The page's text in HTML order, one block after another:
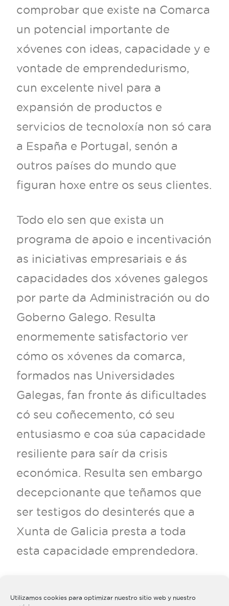
Utilizamos cookies para optimizar nuestro sitio web y nuestro
comprobar que existe na Comarca
un potencial importante de
xóvenes con ideas, capacidade y e
vontade de emprendedurismo,
cun excelente nivel para a
expansión de productos e
servicios de tecnoloxía non só cara
a España e Portugal, senón a
outros países do mundo que
figuran hoxe entre os seus clientes.
Todo elo sen que exista un
programa de apoio e incentivación
as iniciativas empresariais e ás
capacidades dos xóvenes galegos
por parte da Administración ou do
Goberno Galego. Resulta
enormemente satisfactorio ver
cómo os xóvenes da comarca,
formados nas Universidades
Galegas, fan fronte ás dificultades
có seu coñecemento, có seu
entusiasmo e coa súa capacidade
resiliente para saír da crisis
económica. Resulta sen embargo
decepcionante que teñamos que
ser testigos do desinterés que a
Xunta de Galicia presta a toda
esta capacidade emprendedora.
Descarga nota de prensa